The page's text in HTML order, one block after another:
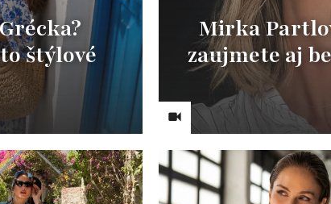
štýlové
Mirka
zaujmete aj